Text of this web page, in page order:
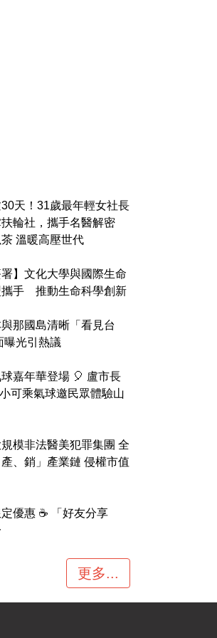
天！31歲最年輕女社長
輪社，攜手名醫解密
茶 溫暖高壓世代
署】文化大學與國際生命
攜手 推動生命科學創新
那國島清晰「看見台
曝光引熱議
嘉年華登場 🎈 盧市長
可乘氣球邀民眾體驗山
模非法醫美犯罪集團 全
、銷」產業鏈 侵權市值
優惠 ☕ 「好友分享
更多...